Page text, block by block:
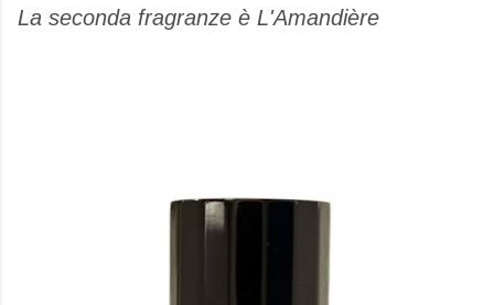
La seconda fragranze è L'Amandière